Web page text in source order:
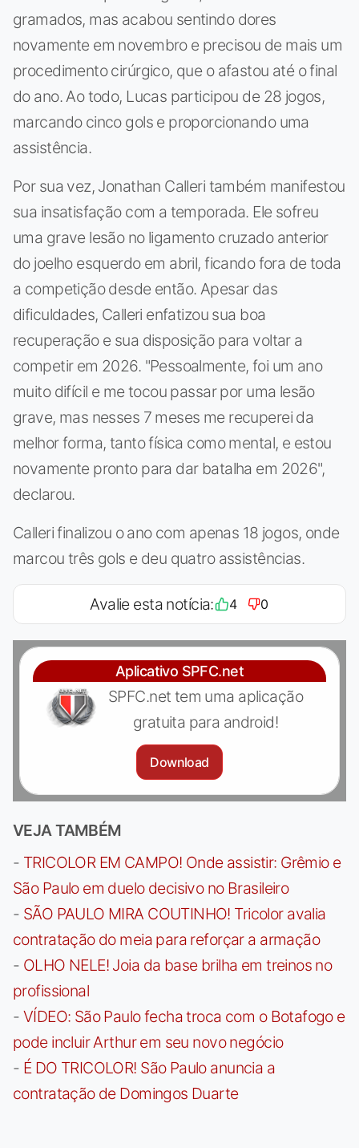
gramados, mas acabou sentindo dores
novamente em novembro e precisou de mais um
procedimento cirúrgico, que o afastou até o final
do ano. Ao todo, Lucas participou de 28 jogos,
marcando cinco gols e proporcionando uma
assistência.
Por sua vez, Jonathan Calleri também manifestou
sua insatisfação com a temporada. Ele sofreu
uma grave lesão no ligamento cruzado anterior
do joelho esquerdo em abril, ficando fora de toda
a competição desde então. Apesar das
dificuldades, Calleri enfatizou sua boa
recuperação e sua disposição para voltar a
competir em 2026. "Pessoalmente, foi um ano
muito difícil e me tocou passar por uma lesão
grave, mas nesses 7 meses me recuperei da
melhor forma, tanto física como mental, e estou
novamente pronto para dar batalha em 2026",
declarou.
Calleri finalizou o ano com apenas 18 jogos, onde
marcou três gols e deu quatro assistências.
Avalie esta notícia: 4 0
Aplicativo SPFC.net
SPFC.net tem uma aplicação
gratuita para android!
Download
VEJA TAMBÉM
- TRICOLOR EM CAMPO! Onde assistir: Grêmio e
São Paulo em duelo decisivo no Brasileiro
- SÃO PAULO MIRA COUTINHO! Tricolor avalia
contratação do meia para reforçar a armação
- OLHO NELE! Joia da base brilha em treinos no
profissional
- VÍDEO: São Paulo fecha troca com o Botafogo e
pode incluir Arthur em seu novo negócio
- É DO TRICOLOR! São Paulo anuncia a
contratação de Domingos Duarte